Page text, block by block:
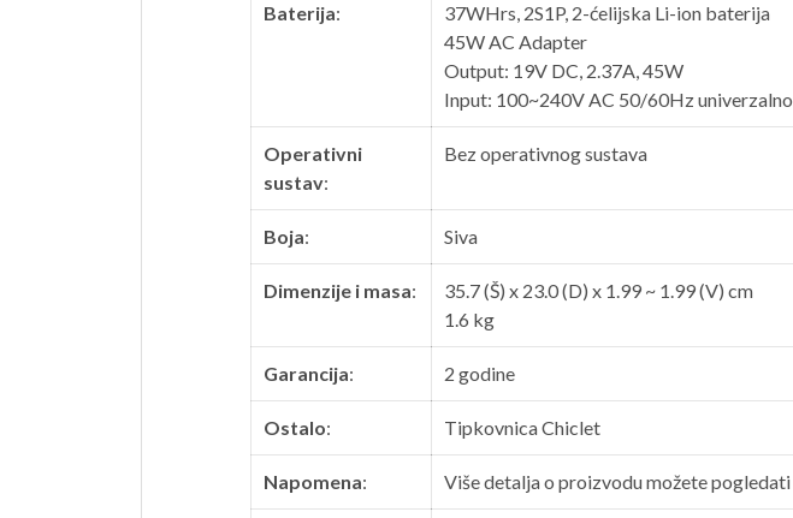
Baterija:
37WHrs, 2S1P, 2-ćelijska Li-ion baterija
45W AC Adapter
Output: 19V DC, 2.37A, 45W
Input: 100~240V AC 50/60Hz univerzalno
Operativni
sustav:
Bez operativnog sustava
Boja: Siva
Dimenzije i masa:
35.7 (Š) x 23.0 (D) x 1.99 ~ 1.99 (V) cm
1.6 kg
Garancija: 2 godine
Ostalo: Tipkovnica Chiclet
Napomena: Više detalja o proizvodu možete pogledati